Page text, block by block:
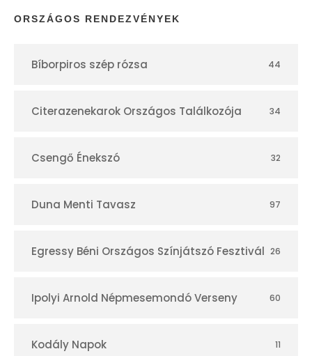
p
r
ORSZÁGOS RENDEZVÉNYEK
Bíborpiros szép rózsa 44
Citerazenekarok Országos Találkozója 34
Csengő Énekszó 32
Duna Menti Tavasz 97
Egressy Béni Országos Színjátszó Fesztivál 26
Ipolyi Arnold Népmesemondó Verseny 60
Kodály Napok 11